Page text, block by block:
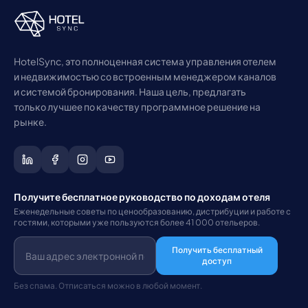
HotelSync, это полноценная система управления отелем
и недвижимостью со встроенным менеджером каналов
и системой бронирования. Наша цель, предлагать
только лучшее по качеству программное решение на
рынке.
Получите бесплатное руководство по доходам отеля
Еженедельные советы по ценообразованию, дистрибуции и работе с
гостями, которыми уже пользуются более 41 000 отельеров.
Получить бесплатный
доступ
Без спама. Отписаться можно в любой момент.